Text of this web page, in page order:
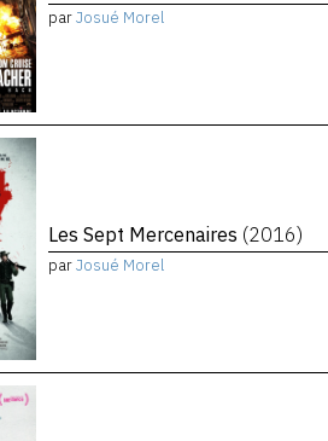
parJosué Morel
Les Sept Mercenaires (2016)
parJosué Morel